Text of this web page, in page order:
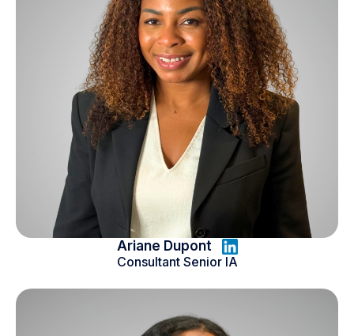
Ariane Dupont
Consultant Senior IA